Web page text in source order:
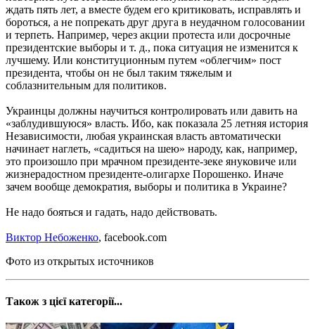
ждать пять лет, а вместе будем его критиковать, исправлять и
бороться, а не попрекать друг друга в неудачном голосовании
и терпеть. Например, через акции протеста или досрочные
президентские выборы и т. д., пока ситуация не изменится к
лучшему. Или конституционным путем «облегчим» пост
президента, чтобы он не был таким тяжелым и
соблазнительным для политиков.
Украинцы должны научиться контролировать или давить на
«заблудившуюся» власть. Ибо, как показала 25 летняя история
Независимости, любая украинская власть автоматически
начинает наглеть, «садиться на шею» народу, как, например,
это произошло при мрачном президенте-зеке януковиче или
жизнерадостном президенте-олигархе Порошенко. Иначе
зачем вообще демократия, выборы и политика в Украине?
Не надо бояться и гадать, надо действовать.
Виктор Небоженко, facebook.com
Фото из открытых источников
Також з цієї категорії...